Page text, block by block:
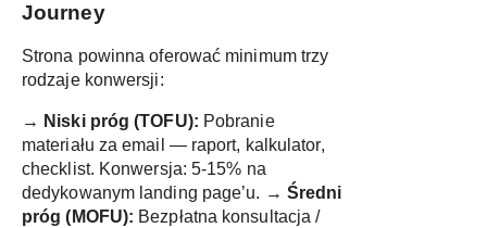
Journey
Strona powinna oferować minimum trzy
rodzaje konwersji:
→ Niski próg (TOFU): Pobranie
materiału za email — raport, kalkulator,
checklist. Konwersja: 5-15% na
dedykowanym landing page’u. → Średni
próg (MOFU): Bezpłatna konsultacja /